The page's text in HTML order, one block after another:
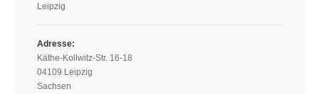
Leipzig
Adresse:
Käthe-Kollwitz-Str. 16-18
04109 Leipzig
Sachsen